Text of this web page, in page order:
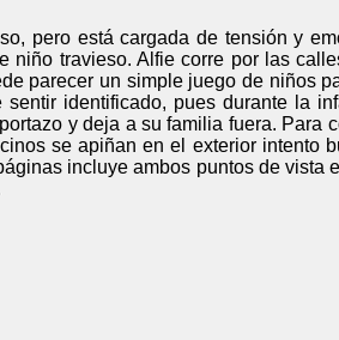
pero está cargada de tensión y
travieso. Alfie corre por las
parecer un simple juego de niños
identificado, pues durante la
y deja a su familia fuera. Para
se apiñan en el exterior intento
incluye ambos puntos de vista